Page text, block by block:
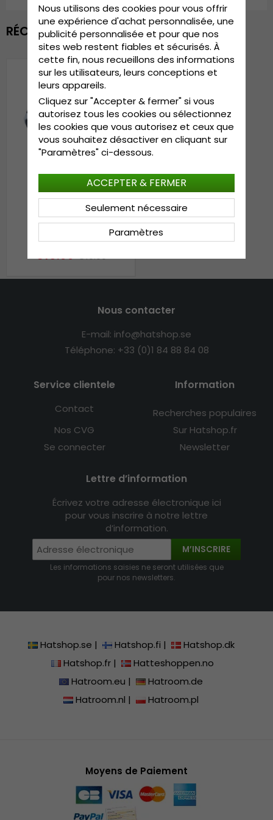
RÉCEMMENT VU
Bonnets - Gårda Stripe
Beanie (grise)
€15.99€19.99
Nous contacter
E-mail: info@hatshop.se
Téléphone: +33 (0)1 84 88 84 08
Service clientele
Contact
Nos CVG
Se connecter
Information
Recherches populaires
Sur Hatshop.fr
Newsletter
Lettre d’information
Écrivez votre adresse électronique ici
pour vous inscrire à notre lettre
d’information.
M’INSCRIRE
Les informations saisies ne seront utilisées que
pour nos newsletters.
Hatshop.se | Hatshop.fi |
Hatshop.dk
Hatshop.fr|
Hatteshoppen.no
Hatroom.eu |
Hatroom.de
Hatroom.nl | Hatroom.pl
Moyens de Paiement
Nous utilisons des cookies pour vous offrir
une expérience d'achat personnalisée, une
publicité personnalisée et pour que nos
sites web restent fiables et sécurisés. À
cette fin, nous recueillons des informations
sur les utilisateurs, leurs conceptions et
leurs appareils.
Cliquez sur "Accepter & fermer" si vous
autorisez tous les cookies ou sélectionnez
les cookies que vous autorisez et ceux que
vous souhaitez désactiver en cliquant sur
"Paramètres" ci-dessous.
Paramètres
Seulement nécessaire
ACCEPTER & FERMER